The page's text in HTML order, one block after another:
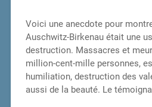
Voici une anecdote pour
Auschwitz-Birkenau était une
destruction. Massacres et
million-cent-mille personnes,
humiliation, destruction des
aussi de la beauté. Le